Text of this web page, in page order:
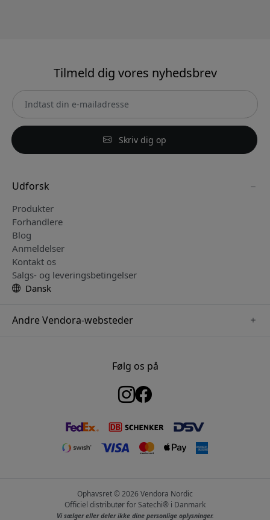
Tilmeld dig vores nyhedsbrev
Skriv dig op
Udforsk
Produkter
Forhandlere
Blog
Anmeldelser
Kontakt os
Salgs- og leveringsbetingelser
Dansk
Andre Vendora-websteder
www.pipetto.se
Følg os på
Ophavsret © 2026 Vendora Nordic
Officiel distributør for Satechi® i Danmark
Vi sælger eller deler ikke dine personlige oplysninger.